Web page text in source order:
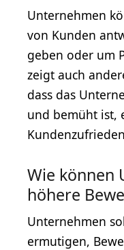
Unternehmen
von Kunden
geben oder um
zeigt auch
dass das
und bemüht ist,
Wie können
höhere
Unternehmen
ermutigen,